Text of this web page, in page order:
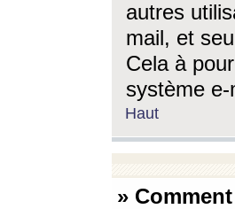
autres
mail, et
Cela à
système
Haut
»